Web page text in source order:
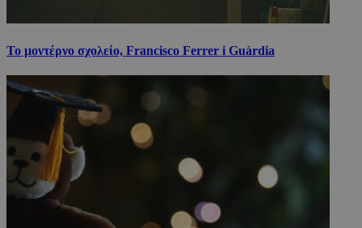
Το μοντέρνο σχολείο, Francisco Ferrer i Guàrdia